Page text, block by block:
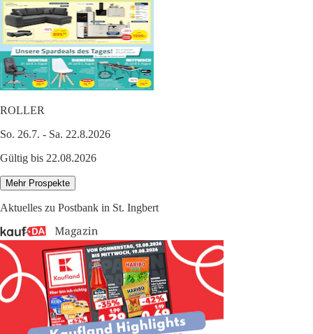
ROLLER
So. 26.7. - Sa. 22.8.2026
Gültig bis 22.08.2026
Mehr Prospekte
Aktuelles zu Postbank in St. Ingbert